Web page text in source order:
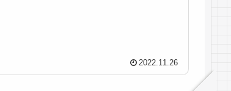
2022.11.26